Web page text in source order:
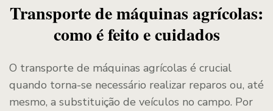
Transporte de máquinas agrícolas:
como é feito e cuidados
O transporte de máquinas agrícolas é crucial
quando torna-se necessário realizar reparos ou, até
mesmo, a substituição de veículos no campo. Por